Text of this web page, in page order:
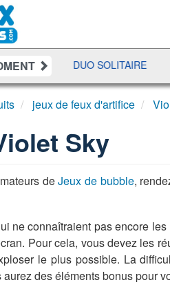
DUO SOLITAIRE PENALTY
jeux de feux d'artifice
Sky
deJeux de bubble,
ne connaîtraient pas encore
Pour cela, vous devez les
le plus possible. La
des éléments bonus pour